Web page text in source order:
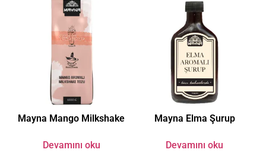
Mayna Mango Milkshake
Devamını oku
Mayna Elma Şurup
Devamını oku